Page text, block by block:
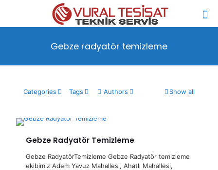
Gebze radyatör temizleme
Categories Tags Authors Show all
Gebze Radyatör Temizleme
Gebze RadyatörTemizleme Gebze Radyatör temizleme
ekibimiz Adem Yavuz Mahallesi, Ahatlı Mahallesi,